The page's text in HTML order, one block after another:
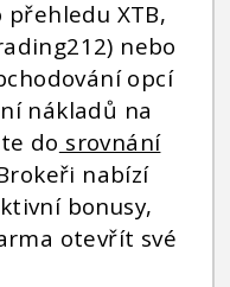
XTB,
nebo
opcí
nákladů na
do srovnání
nabízí
bonusy,
otevřít své